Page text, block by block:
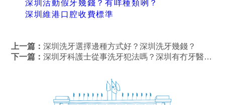
深圳活動假牙幾錢？有咩種類咧？
深圳維港口腔收費標準
上一篇：深圳洗牙選擇邊種方式好？深圳洗牙幾錢？
下一篇：深圳牙科護士從事洗牙犯法嗎？深圳有冇牙醫洗牙牙科？